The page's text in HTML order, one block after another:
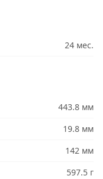
24 мес.
443.8 мм
19.8 мм
142 мм
597.5 г